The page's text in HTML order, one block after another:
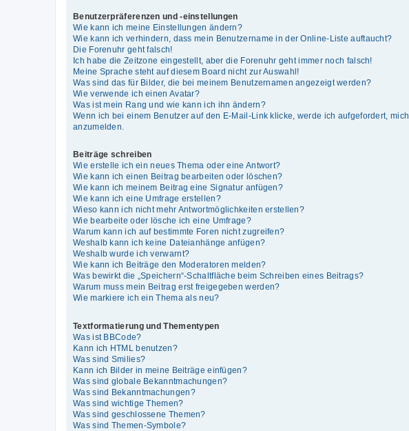
Benutzerpräferenzen und -einstellungen
Wie kann ich meine Einstellungen ändern?
Wie kann ich verhindern, dass mein Benutzername in der Online-Liste auftaucht?
Die Forenuhr geht falsch!
Ich habe die Zeitzone eingestellt, aber die Forenuhr geht immer noch falsch!
Meine Sprache steht auf diesem Board nicht zur Auswahl!
Was sind das für Bilder, die bei meinem Benutzernamen angezeigt werden?
Wie verwende ich einen Avatar?
Was ist mein Rang und wie kann ich ihn ändern?
Wenn ich bei einem Benutzer auf den E-Mail-Link klicke, werde ich aufgefordert, mich
anzumelden.
Beiträge schreiben
Wie erstelle ich ein neues Thema oder eine Antwort?
Wie kann ich einen Beitrag bearbeiten oder löschen?
Wie kann ich meinem Beitrag eine Signatur anfügen?
Wie kann ich eine Umfrage erstellen?
Wieso kann ich nicht mehr Antwortmöglichkeiten erstellen?
Wie bearbeite oder lösche ich eine Umfrage?
Warum kann ich auf bestimmte Foren nicht zugreifen?
Weshalb kann ich keine Dateianhänge anfügen?
Weshalb wurde ich verwarnt?
Wie kann ich Beiträge den Moderatoren melden?
Was bewirkt die „Speichern“-Schaltfläche beim Schreiben eines Beitrags?
Warum muss mein Beitrag erst freigegeben werden?
Wie markiere ich ein Thema als neu?
Textformatierung und Thementypen
Was ist BBCode?
Kann ich HTML benutzen?
Was sind Smilies?
Kann ich Bilder in meine Beiträge einfügen?
Was sind globale Bekanntmachungen?
Was sind Bekanntmachungen?
Was sind wichtige Themen?
Was sind geschlossene Themen?
Was sind Themen-Symbole?